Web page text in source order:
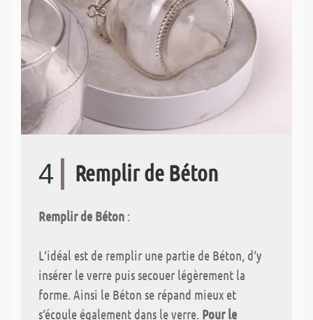
4 Remplir de Béton
Remplir de Béton :
L‘idéal est de remplir une partie de Béton, d‘y
insérer le verre puis secouer légèrement la
forme. Ainsi le Béton se répand mieux et
s‘écoule également dans le verre. Pour le